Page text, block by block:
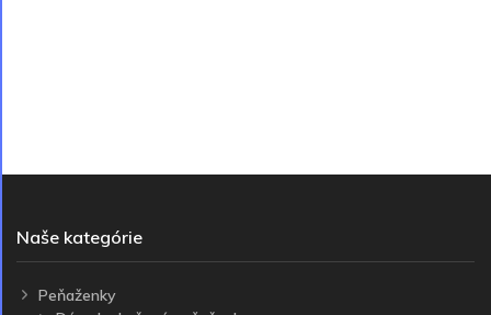
Naše kategórie
Peňaženky